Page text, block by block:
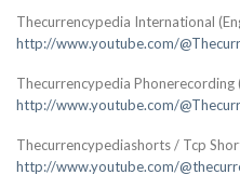
Thecurrencypedia International
http://www.youtube.com/
Thecurrencypedia Phonerecording
http://www.youtube.com/
Thecurrencypediashorts / Tcp
http://www.youtube.com/